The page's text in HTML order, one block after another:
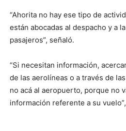
“Ahorita no hay ese tipo de
están abocadas al despacho y a
pasajeros”, señaló.
“Si necesitan información,
de las aerolíneas o a través de
no acá al aeropuerto, porque no
información referente a su